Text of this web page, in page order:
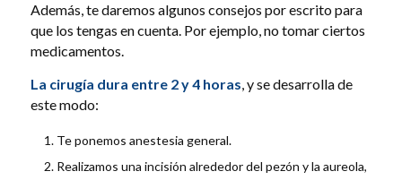
Además, te daremos algunos consejos por escrito para
que los tengas en cuenta. Por ejemplo, no tomar ciertos
medicamentos.
La cirugía dura entre 2 y 4 horas, y se desarrolla de
este modo:
Te ponemos anestesia general.
Realizamos una incisión alrededor del pezón y la aureola,